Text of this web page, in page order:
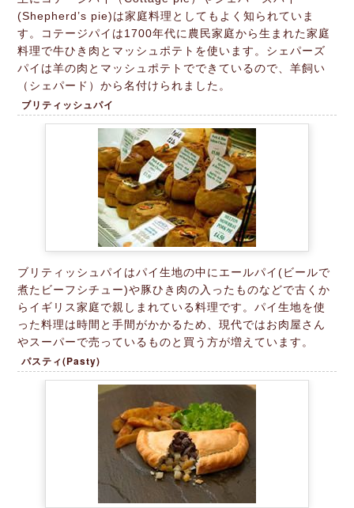
(Shepherd’s pie)は家庭料理としてもよく知られていま
す。コテージパイは1700年代に農民家庭から生まれた家庭
料理で牛ひき肉とマッシュポテトを使います。シェパーズ
パイは羊の肉とマッシュポテトでできているので、羊飼い
（シェパード）から名付けられました。
ブリティッシュパイ
ブリティッシュパイはパイ生地の中にエールパイ(ビールで
煮たビーフシチュー)や豚ひき肉の入ったものなどで古くか
らイギリス家庭で親しまれている料理です。パイ生地を使
った料理は時間と手間がかかるため、現代ではお肉屋さん
やスーパーで売っているものと買う方が増えています。
パスティ(Pasty)